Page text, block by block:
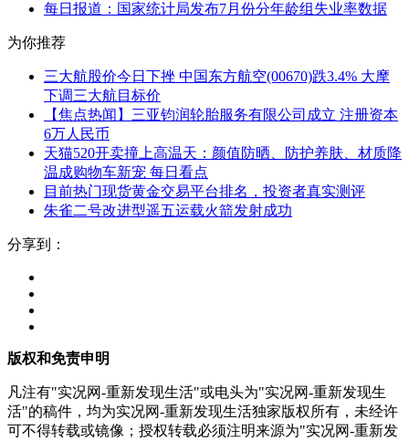
每日报道：国家统计局发布7月份分年龄组失业率数据
为你推荐
三大航股价今日下挫 中国东方航空(00670)跌3.4% 大摩
下调三大航目标价
【焦点热闻】三亚钧润轮胎服务有限公司成立 注册资本
6万人民币
天猫520开卖撞上高温天：颜值防晒、防护养肤、材质降
温成购物车新宠 每日看点
目前热门现货黄金交易平台排名，投资者真实测评
朱雀二号改进型遥五运载火箭发射成功
分享到：
版权和免责申明
凡注有"实况网-重新发现生活"或电头为"实况网-重新发现生
活"的稿件，均为实况网-重新发现生活独家版权所有，未经许
可不得转载或镜像；授权转载必须注明来源为"实况网-重新发